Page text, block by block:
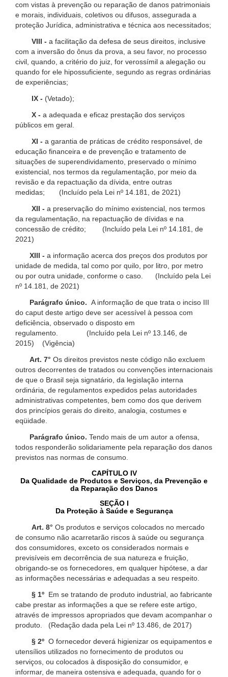
com vistas à prevenção ou reparação de danos patrimoniais
e morais, individuais, coletivos ou difusos, assegurada a
proteção Jurídica, administrativa e técnica aos necessitados;
VIII - a facilitação da defesa de seus direitos, inclusive
com a inversão do ônus da prova, a seu favor, no processo
civil, quando, a critério do juiz, for verossímil a alegação ou
quando for ele hipossuficiente, segundo as regras ordinárias
de experiências;
IX - (Vetado);
X - a adequada e eficaz prestação dos serviços
públicos em geral.
XI - a garantia de práticas de crédito responsável, de
educação financeira e de prevenção e tratamento de
situações de superendividamento, preservado o mínimo
existencial, nos termos da regulamentação, por meio da
revisão e da repactuação da dívida, entre outras
medidas; (Incluído pela Lei nº 14.181, de 2021)
XII - a preservação do mínimo existencial, nos termos
da regulamentação, na repactuação de dívidas e na
concessão de crédito; (Incluído pela Lei nº 14.181, de
2021)
XIII - a informação acerca dos preços dos produtos por
unidade de medida, tal como por quilo, por litro, por metro
ou por outra unidade, conforme o caso. (Incluído pela Lei
nº 14.181, de 2021)
Parágrafo único. A informação de que trata o inciso III
do caput deste artigo deve ser acessível à pessoa com
deficiência, observado o disposto em
regulamento. (Incluído pela Lei nº 13.146, de
2015) (Vigência)
Art. 7° Os direitos previstos neste código não excluem
outros decorrentes de tratados ou convenções internacionais
de que o Brasil seja signatário, da legislação interna
ordinária, de regulamentos expedidos pelas autoridades
administrativas competentes, bem como dos que derivem
dos princípios gerais do direito, analogia, costumes e
eqüidade.
Parágrafo único. Tendo mais de um autor a ofensa,
todos responderão solidariamente pela reparação dos danos
previstos nas normas de consumo.
CAPÍTULO IV
Da Qualidade de Produtos e Serviços, da Prevenção e
da Reparação dos Danos
SEÇÃO I
Da Proteção à Saúde e Segurança
Art. 8° Os produtos e serviços colocados no mercado
de consumo não acarretarão riscos à saúde ou segurança
dos consumidores, exceto os considerados normais e
previsíveis em decorrência de sua natureza e fruição,
obrigando-se os fornecedores, em qualquer hipótese, a dar
as informações necessárias e adequadas a seu respeito.
§ 1º Em se tratando de produto industrial, ao fabricante
cabe prestar as informações a que se refere este artigo,
através de impressos apropriados que devam acompanhar o
produto. (Redação dada pela Lei nº 13.486, de 2017)
§ 2º O fornecedor deverá higienizar os equipamentos e
utensílios utilizados no fornecimento de produtos ou
serviços, ou colocados à disposição do consumidor, e
informar, de maneira ostensiva e adequada, quando for o